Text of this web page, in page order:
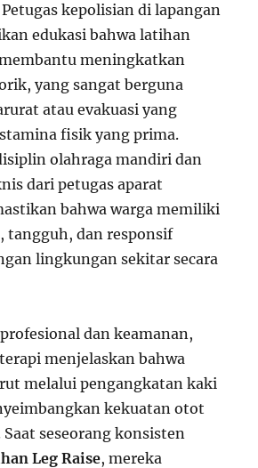
kepolisian di lapangan
edukasi bahwa latihan
meningkatkan
yang sangat berguna
atau evakuasi yang
fisik yang prima.
olahraga mandiri dan
dari petugas aparat
bahwa warga memiliki
tangguh, dan responsif
lingkungan sekitar secara
dan keamanan,
menjelaskan bahwa
melalui pengangkatan kaki
kekuatan otot
seseorang konsisten
Leg Raise, mereka